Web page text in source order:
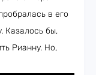
в его
Казалось бы,
Рианну. Но,